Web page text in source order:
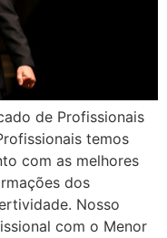
de Profissionais
temos
com as melhores
dos
Nosso
com o Menor